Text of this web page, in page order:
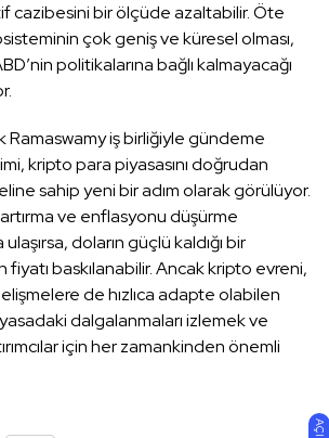
AÇIK
cazibesini bir ölçüde azaltabilir. Öte
çok geniş ve küresel olması,
politikalarına bağlı kalmayacağı
Ramaswamy iş birliğiyle gündeme
kripto para piyasasını doğrudan
sahip yeni bir adım olarak görülüyor.
ve enflasyonu düşürme
doların güçlü kaldığı bir
fiyatı baskılanabilir. Ancak kripto evreni,
gelişmelere de hızlıca adapte olabilen
dalgalanmaları izlemek ve
için her zamankinden önemli